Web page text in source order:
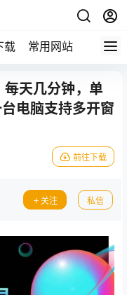
载 常用网站
天几分钟，单
电脑支持多开窗
前往下载
关注 私信